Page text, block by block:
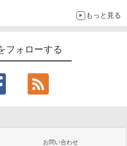
もっと見る
フォローする
お問い合わせ